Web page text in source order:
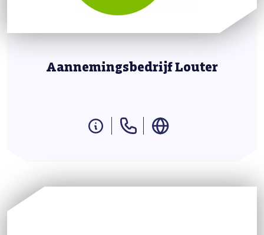
Aannemingsbedrijf Louter